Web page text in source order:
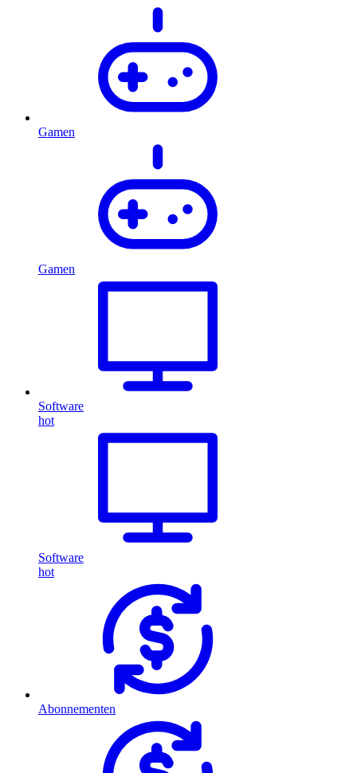
Gamen
Gamen
Software
hot
Software
hot
Abonnementen